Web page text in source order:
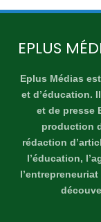
EPLUS
Eplus Médias
et d’éducation.
et de presse
production
rédaction
l’éducation,